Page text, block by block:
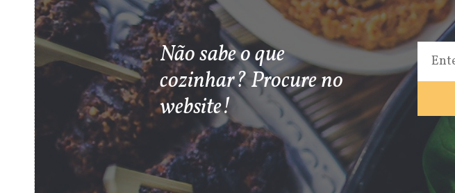
Não sabe o que
cozinhar? Procure no
website!